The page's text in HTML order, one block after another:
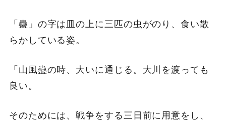
「蠱」の字は皿の上に三匹の虫がのり、食い散
らかしている姿。
「山風蠱の時、大いに通じる。大川を渡っても
良い。
そのためには、戦争をする三日前に用意をし、